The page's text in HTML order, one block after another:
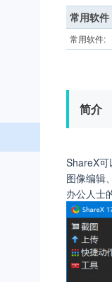
常用软件
常用软件:
简介
ShareX可
图像编辑
办公人士